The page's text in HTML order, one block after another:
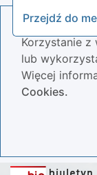
Przejdź do
Nasza strona
Korzystanie
lub
Więcej
Cookies.